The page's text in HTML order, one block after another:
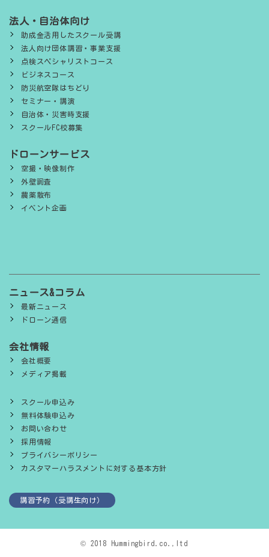
法人・自治体向け
助成金活用したスクール受講
法人向け団体講習・事業支援
点検スペシャリストコース
ビジネスコース
防災航空隊はちどり
セミナー・講演
自治体・災害時支援
スクールFC校募集
ドローンサービス
空撮・映像制作
外壁調査
農薬散布
イベント企画
ニュース&コラム
最新ニュース
ドローン通信
会社情報
会社概要
メディア掲載
スクール申込み
無料体験申込み
お問い合わせ
採用情報
プライバシーポリシー
カスタマーハラスメントに対する基本方針
講習予約（受講生向け）
© 2018 Hummingbird.co.,ltd